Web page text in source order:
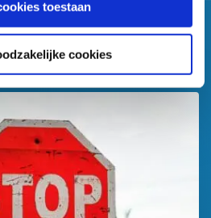
toestaan
cookies